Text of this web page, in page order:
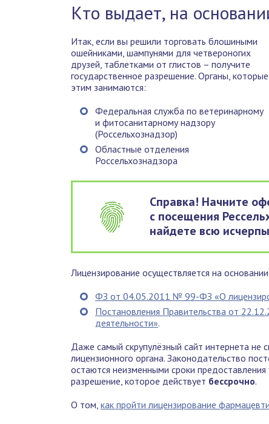
Кто выдает, на
Итак, если вы решили торговать блошиными
ошейниками, шампунями для четвероногих
друзей, таблетками от глистов – получите
государственное разрешение. Органы, которые
этим занимаются:
Федеральная служба по ветеринарному
и фитосанитарному надзору
(Россельхознадзор)
Областные отделения
Россельхознадзора
Справка! Начните
с посещения
найдете всю
Лицензирование осуществляется на
ФЗ от 04.05.2011 № 99-ФЗ «О
Постановления Правительства от
деятельности».
Даже самый скрупулёзный сайт интернета
лицензионного органа. Законодательство
остаются неизменными сроки предоставления
разрешение, которое действует бессрочно.
О том, как пройти лицензирование